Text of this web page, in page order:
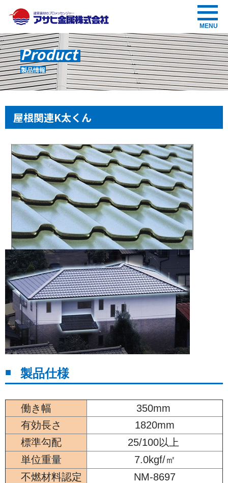
MENU
Product
製品情報
屋根関連K太くん
製品仕様
働き幅
350mm
有効長さ
1820mm
標準勾配
25/100以上
単位重量
7.0kgf/㎡
不燃材料認定
NM-8697